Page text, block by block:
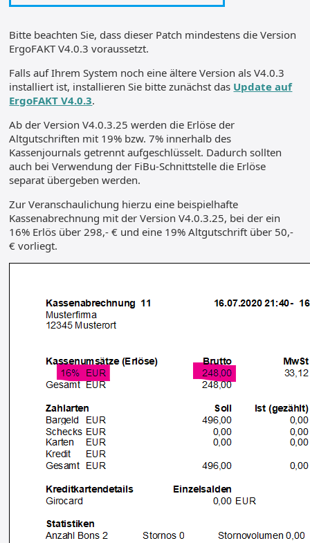
Bitte beachten Sie, dass dieser Patch mindestens die Version
ErgoFAKT V4.0.3 voraussetzt.
Falls auf Ihrem System noch eine ältere Version als V4.0.3
installiert ist, installieren Sie bitte zunächst das Update auf
ErgoFAKT V4.0.3.
Ab der Version V4.0.3.25 werden die Erlöse der
Altgutschriften mit 19% bzw. 7% innerhalb des
Kassenjournals getrennt aufgeschlüsselt. Dadurch sollten
auch bei Verwendung der FiBu-Schnittstelle die Erlöse
separat übergeben werden.
Zur Veranschaulichung hierzu eine beispielhafte
Kassenabrechnung mit der Version V4.0.3.25, bei der ein
16% Erlös über 298,- € und eine 19% Altgutschrift über 50,-
€ vorliegt.